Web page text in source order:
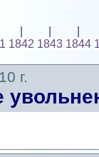
1842 1843 1844
г.